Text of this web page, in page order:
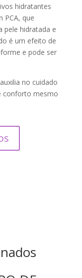
hidratantes
PCA, que
pele hidratada e
é um efeito de
e pode ser
no cuidado
conforto mesmo